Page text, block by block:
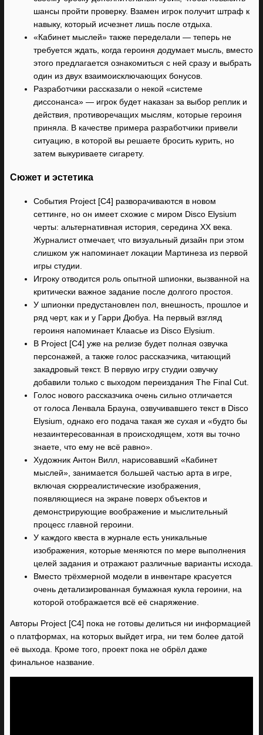
шансы пройти проверку. Взамен игрок получит штраф к
навыку, который исчезнет лишь после отдыха.
«Кабинет мыслей» также переделали — теперь не
требуется ждать, когда героиня додумает мысль, вместо
этого предлагается ознакомиться с ней сразу и выбрать
один из двух взаимоисключающих бонусов.
Разработчики рассказали о некой «системе
диссонанса» — игрок будет наказан за выбор реплик и
действия, противоречащих мыслям, которые героиня
приняла. В качестве примера разработчики привели
ситуацию, в которой вы решаете бросить курить, но
затем выкуриваете сигарету.
Сюжет и эстетика
События Project [C4] разворачиваются в новом
сеттинге, но он имеет схожие с миром Disco Elysium
черты: альтернативная история, середина XX века.
Журналист отмечает, что визуальный дизайн при этом
слишком уж напоминает локации Мартинеза из первой
игры студии.
Игроку отводится роль опытной шпионки, вызванной на
критически важное задание после долгого простоя.
У шпионки предустановлен пол, внешность, прошлое и
ряд черт, как и у Гарри Дюбуа. На первый взгляд
героиня напоминает Клаасье из Disco Elysium.
В Project [C4] уже на релизе будет полная озвучка
персонажей, а также голос рассказчика, читающий
закадровый текст. В первую игру студии озвучку
добавили только с выходом переиздания The Final Cut.
Голос нового рассказчика очень сильно отличается
от голоса Ленвала Брауна, озвучивавшего текст в Disco
Elysium, однако его подача такая же сухая и «будто бы
незаинтересованная в происходящем, хотя вы точно
знаете, что ему не всё равно».
Художник Антон Вилл, нарисовавший «Кабинет
мыслей», занимается большей частью арта в игре,
включая сюрреалистические изображения,
появляющиеся на экране поверх объектов и
демонстрирующие воображение и мыслительный
процесс главной героини.
У каждого квеста в журнале есть уникальные
изображения, которые меняются по мере выполнения
целей задания и отражают различные варианты исхода.
Вместо трёхмерной модели в инвентаре красуется
очень детализированная бумажная кукла героини, на
которой отображается всё её снаряжение.
Авторы Project [C4] пока не готовы делиться ни информацией
о платформах, на которых выйдет игра, ни тем более датой
её выхода. Кроме того, проект пока не обрёл даже
финальное название.